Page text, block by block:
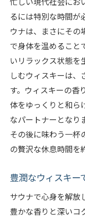
るには特別な時間が
ウナは、まさにその
で身体を温めること
いリラックス状態を
しむウィスキーは、
す。ウィスキーの香
体をゆっくりと和ら
なパートナーとなり
その後に味わう一杯
の贅沢な休息時間を
豊潤なウィスキー
サウナで心身を解放
豊かな香りと深いコ